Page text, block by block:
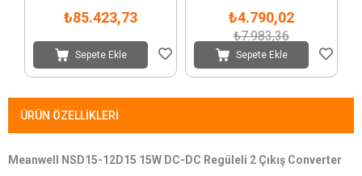
₺85.423,73
Sepete Ekle
₺4.790,02
₺7.983,36
Sepete Ekle
ÜRÜN ÖZELLIKLERI
Meanwell NSD15-12D15 15W DC-DC Regüleli 2 Çıkış Converter